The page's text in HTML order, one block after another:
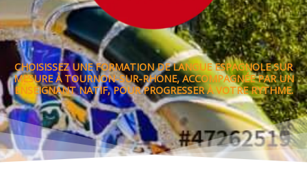
CHOISISSEZ UNE FORMATION DE LANGUE ESPAGNOLE SUR
MESURE À TOURNON-SUR-RHONE, ACCOMPAGNÉE PAR UN
ENSEIGNANT NATIF, POUR PROGRESSER À VOTRE RYTHME.